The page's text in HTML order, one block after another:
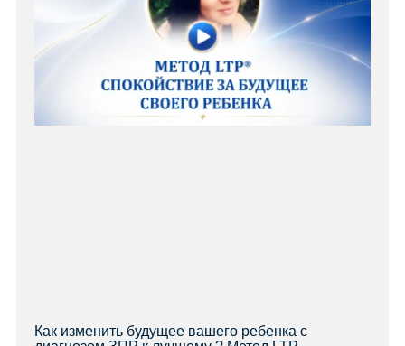
Как изменить будущее вашего ребенка с